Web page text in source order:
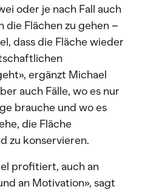
oder je nach Fall auch
die Flächen zu gehen –
dass die Fläche wieder
ergänzt Michael
auch Fälle, wo es nur
brauche und wo es
die Fläche
zu konservieren.
profitiert, auch an
an Motivation», sagt